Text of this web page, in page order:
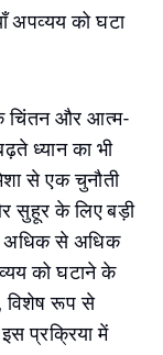
अपव्यय को घटा
चिंतन और आत्म-
ध्यान का भी
से एक चुनौती
सुहूर के लिए बड़ी
अधिक से अधिक
को घटाने के
विशेष रूप से
प्रक्रिया में